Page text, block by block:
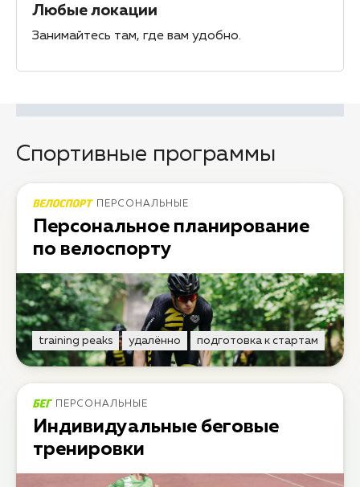
Любые локации
Занимайтесь там, где вам удобно.
Спортивные программы
ПЕРСОНАЛЬНЫЕ
Персональное планирование
по велоспорту
training peaks удалённо подготовка к стартам
ПЕРСОНАЛЬНЫЕ
Индивидуальные беговые
тренировки